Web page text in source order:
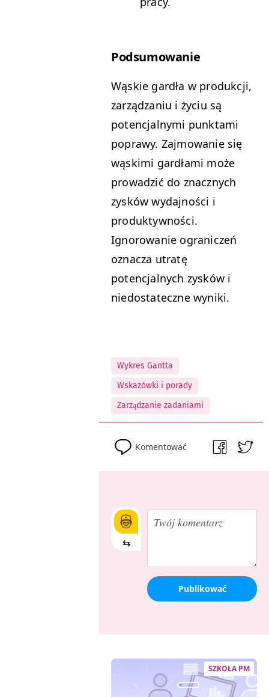
Podsumowanie
Wąskie gardła w produkcji,
zarządzaniu i życiu są
potencjalnymi punktami
poprawy. Zajmowanie się
wąskimi gardłami może
prowadzić do znacznych
zysków wydajności i
produktywności.
Ignorowanie ograniczeń
oznacza utratę
potencjalnych zysków i
niedostateczne wyniki.
Wykres Gantta
Wskazówki i porady
Zarządzanie zadaniami
Komentować
⇆
Publikować
SZKOŁA PM